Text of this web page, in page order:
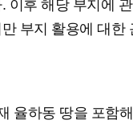
이후 해당 부지에
부지 활용에 대한
율하동 땅을 포함